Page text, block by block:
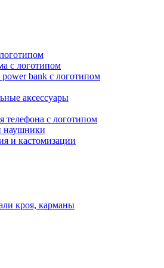
с логотипом
bank с логотипом
аксессуары
телефона с логотипом
наушники
и кастомизации
кроя, карманы